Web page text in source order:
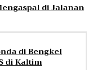
di Jalanan
di Bengkel
di Kaltim